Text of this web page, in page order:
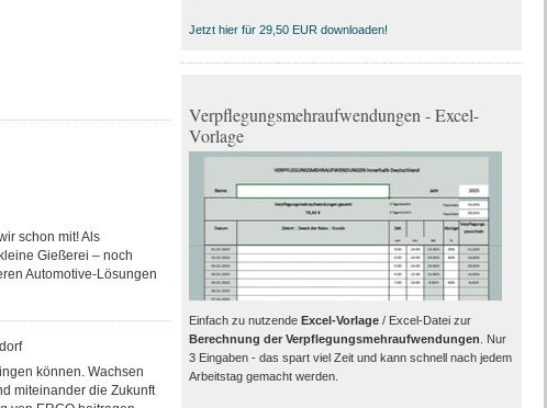
schon mit! Als
Gießerei – noch
Automotive-Lösungen
können. Wachsen
miteinander die Zukunft
Jetzt hier für 29,50 EUR downloaden!
Verpflegungsmehraufwendungen - Excel-
Vorlage
Einfach zu nutzende Excel-Vorlage/ Excel-Datei zur
Berechnung der Verpflegungsmehraufwendungen . Nur
3 Eingaben - das spart viel Zeit und kann schnell nach jedem
Arbeitstag gemacht werden.